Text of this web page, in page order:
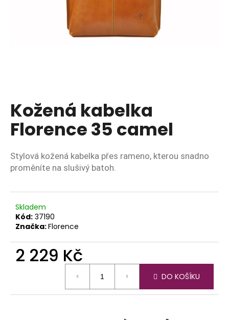
Kožená kabelka
Florence 35 camel
Stylová kožená kabelka přes rameno, kterou snadno
proměníte na slušivý batoh.
Skladem
Kód: 37190
Značka:Florence
2 229 Kč
DO KOŠÍKU
HLEDAT
D
o
o
u
č
u